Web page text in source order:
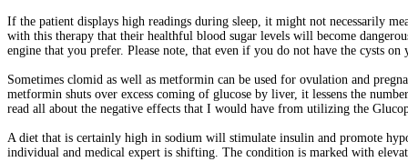
If the patient displays high readings during sleep, it might not necessarily
with this therapy that their healthful blood sugar levels will become
engine that you prefer. Please note, that even if you do not have the cysts
Sometimes clomid as well as metformin can be used for ovulation and
metformin shuts over excess coming of glucose by liver, it lessens the
read all about the negative effects that I would have from utilizing the
A diet that is certainly high in sodium will stimulate insulin and promote
individual and medical expert is shifting. The condition is marked with